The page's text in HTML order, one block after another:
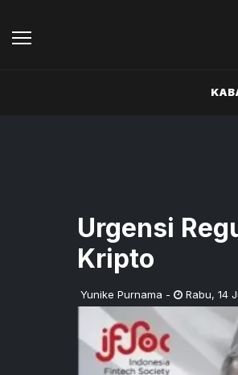
Urgensi
Kripto
Yunike Purnama - Rabu, 14